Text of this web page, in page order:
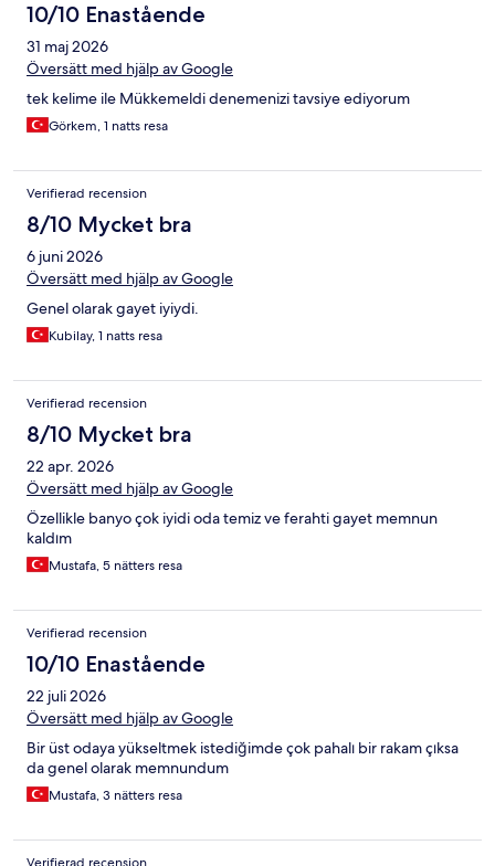
10/10 Enastående
31 maj 2026
Översätt med hjälp av Google
tek kelime ile Mükkemeldi denemenizi tavsiye ediyorum
Görkem, 1 natts resa
Verifierad recension
8/10 Mycket bra
6 juni 2026
Översätt med hjälp av Google
Genel olarak gayet iyiydi.
Kubilay, 1 natts resa
Verifierad recension
8/10 Mycket bra
22 apr. 2026
Översätt med hjälp av Google
Özellikle banyo çok iyidi oda temiz ve ferahti gayet memnun
kaldım
Mustafa, 5 nätters resa
Verifierad recension
10/10 Enastående
22 juli 2026
Översätt med hjälp av Google
Bir üst odaya yükseltmek istediğimde çok pahalı bir rakam çıksa
da genel olarak memnundum
Mustafa, 3 nätters resa